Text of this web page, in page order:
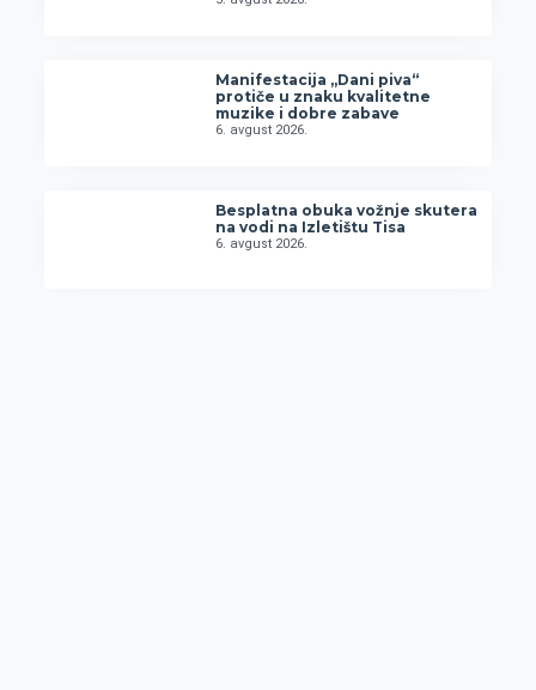
Manifestacija „Dani piva“
protiče u znaku kvalitetne
muzike i dobre zabave
6. avgust 2026.
Besplatna obuka vožnje skutera
na vodi na Izletištu Tisa
6. avgust 2026.